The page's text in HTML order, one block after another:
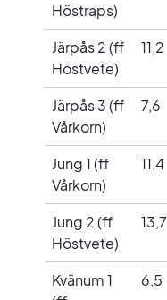
Höstraps)
Järpås 2 (ff
Höstvete)
11,2
Järpås 3 (ff
Vårkorn)
7,6
Jung 1 (ff
Vårkorn)
11,4
Jung 2 (ff
Höstvete)
13,7
Kvänum 1
6,5